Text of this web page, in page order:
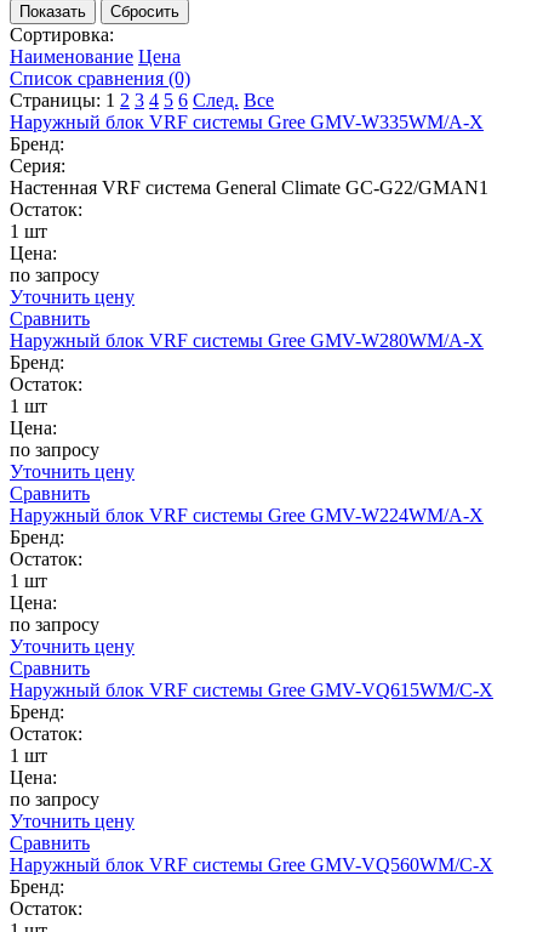
Сортировка:
Наименование Цена
Список сравнения (0)
Страницы: 1 2 3 4 5 6 След. Все
Наружный блок VRF системы Gree GMV-W335WM/A-X
Бренд:
Серия:
Настенная VRF система General Climate GC-G22/GMAN1
Остаток:
1 шт
Цена:
по запросу
Уточнить цену
Сравнить
Наружный блок VRF системы Gree GMV-W280WM/A-X
Бренд:
Остаток:
1 шт
Цена:
по запросу
Уточнить цену
Сравнить
Наружный блок VRF системы Gree GMV-W224WM/A-X
Бренд:
Остаток:
1 шт
Цена:
по запросу
Уточнить цену
Сравнить
Наружный блок VRF системы Gree GMV-VQ615WM/C-X
Бренд:
Остаток:
1 шт
Цена:
по запросу
Уточнить цену
Сравнить
Наружный блок VRF системы Gree GMV-VQ560WM/C-X
Бренд:
Остаток: